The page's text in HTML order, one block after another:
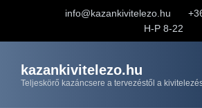
info@kazankivitelezo.hu
H-P 8-22
kazankivitelezo.hu
Teljeskörő kazáncsere a tervezéstől a